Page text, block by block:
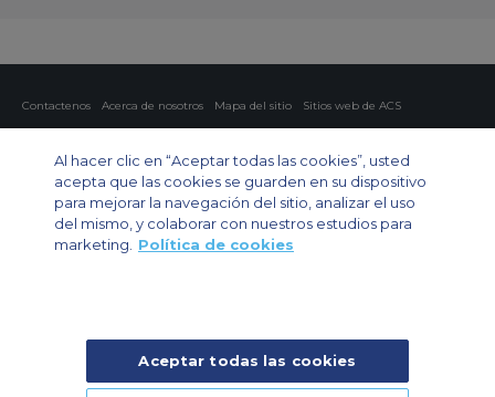
Contactenos Acerca de nosotros Mapa del sitio
Sitios web de ACS
Chárter privado
Chárter para grupos Chárter de carga Guía de aviones
Private Charter App
© 2024 Air Charter Service | Rua Funchal, 411 5 andar sala 13, Vila
Olimpia, Sao Paulo-SP Brasil, CEP 04551-060, Brazil, South America |
Al hacer clic en “Aceptar todas las cookies”, usted
acepta que las cookies se guarden en su dispositivo
para mejorar la navegación del sitio, analizar el uso
del mismo, y colaborar con nuestros estudios para
marketing.
Política de cookies
Aceptar todas las cookies